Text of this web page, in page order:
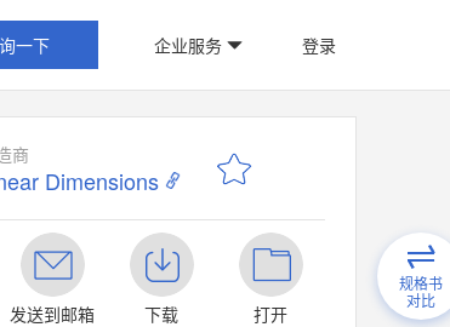
一下 企业服务 登录
商
Dimensions
发送到邮箱
下载 打开
规格书
对比